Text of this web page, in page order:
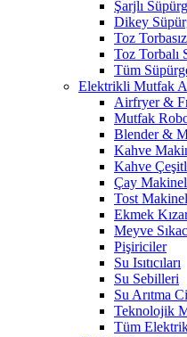
Şarjlı
Dikey
Toz
Toz Torbalı
Tüm
Elektrikli Mutfak
Airfryer &
Mutfak
Blender &
Kahve
Kahve
Çay
Tost
Ekmek
Meyve
Pişiriciler
Su Isıtıcıları
Su Sebilleri
Su Arıtma
Teknolojik
Tüm